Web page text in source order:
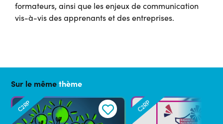
formateurs, ainsi que les enjeux de communication
vis-à-vis des apprenants et des entreprises.
Sur le mêmethème
C2RP C2RP